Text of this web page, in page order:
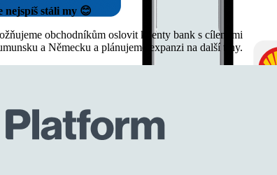
nejspíš stáli my 😊
obchodníkům oslovit klienty bank s cílenými
a Německu a plánujeme expanzi na další trhy.